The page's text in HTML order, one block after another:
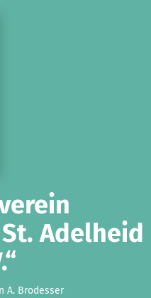
Adelheid
A. Brodesser